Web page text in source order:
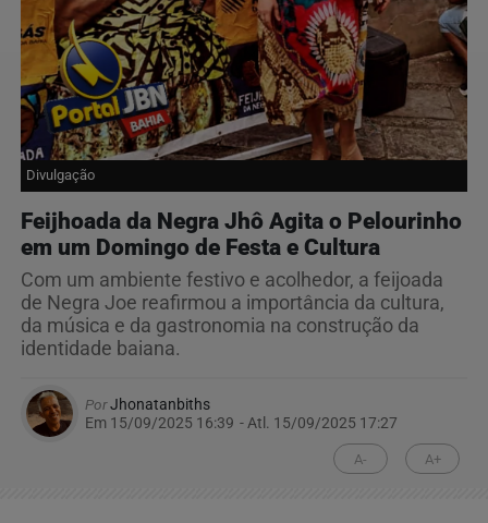
Divulgação
Feijhoada da Negra Jhô Agita o Pelourinho
em um Domingo de Festa e Cultura
Com um ambiente festivo e acolhedor, a feijoada
de Negra Joe reafirmou a importância da cultura,
da música e da gastronomia na construção da
identidade baiana.
PorJhonatanbiths
Em 15/09/2025 16:39 - Atl. 15/09/2025 17:27
A- A+